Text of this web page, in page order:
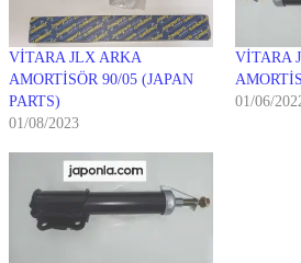
VİTARA JLX ARKA
AMORTİSÖR 90/05 (JAPAN
PARTS)
01/08/2023
VİTARA
01/06/